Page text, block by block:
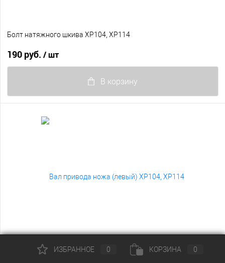
Болт натяжного шкива XP104, XP114
190 руб. / шт
В корзину
ИЗБРАННОЕ 0 КОРЗИНА 0